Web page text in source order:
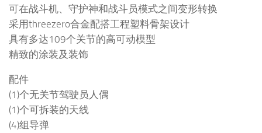
可在战斗机、守护神和战斗员模式之间变形转换
采用threezero合金配搭工程塑料骨架设计
具有多达109个关节的高可动模型
精致的涂装及装饰
配件
(1)个无关节驾驶员人偶
(1)个可拆装的天线
(4)组导弹